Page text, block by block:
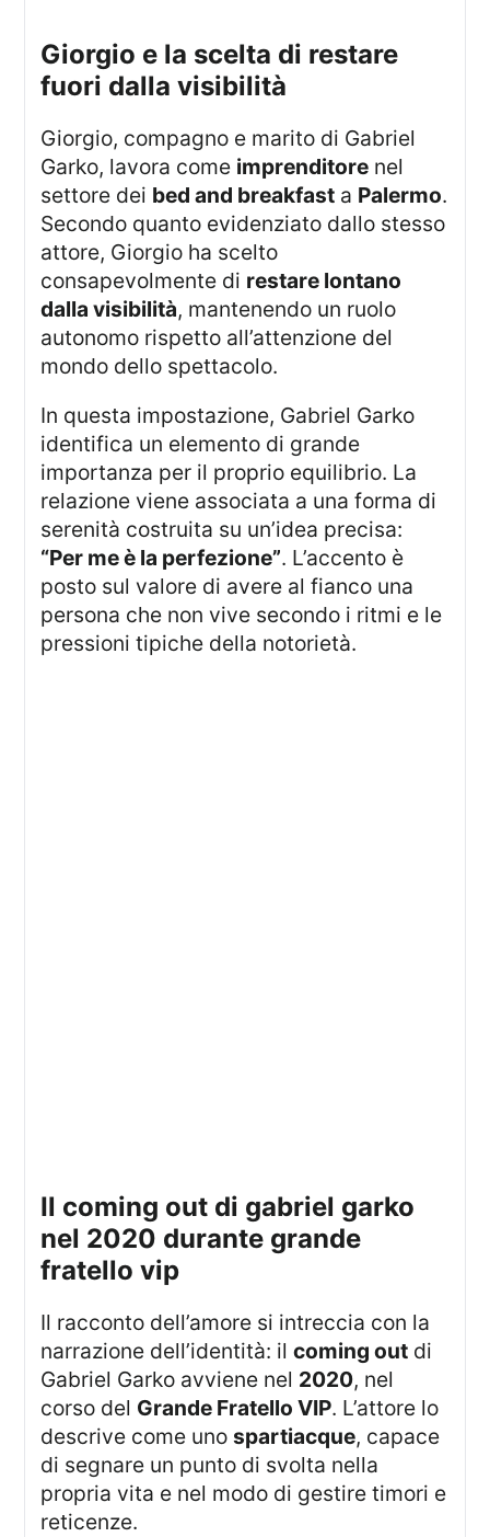
giorgio e la scelta di restare
fuori dalla visibilità
Giorgio, compagno e marito di Gabriel
Garko, lavora come imprenditore nel
settore dei bed and breakfast a Palermo.
Secondo quanto evidenziato dallo stesso
attore, Giorgio ha scelto
consapevolmente di restare lontano
dalla visibilità, mantenendo un ruolo
autonomo rispetto all’attenzione del
mondo dello spettacolo.
In questa impostazione, Gabriel Garko
identifica un elemento di grande
importanza per il proprio equilibrio. La
relazione viene associata a una forma di
serenità costruita su un’idea precisa:
“Per me è la perfezione”. L’accento è
posto sul valore di avere al fianco una
persona che non vive secondo i ritmi e le
pressioni tipiche della notorietà.
il coming out di gabriel garko
nel 2020 durante grande
fratello vip
Il racconto dell’amore si intreccia con la
narrazione dell’identità: ilcoming out di
Gabriel Garko avviene nel 2020, nel
corso del Grande Fratello VIP. L’attore lo
descrive come unospartiacque, capace
di segnare un punto di svolta nella
propria vita e nel modo di gestire timori e
reticenze.